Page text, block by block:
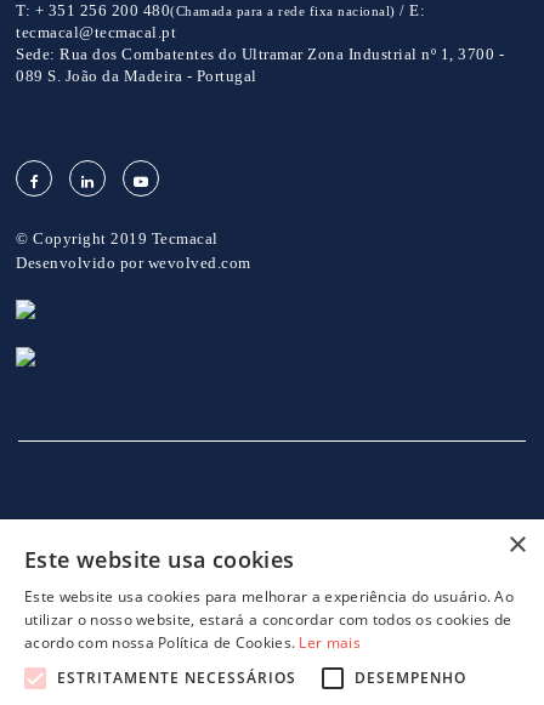
T: + 351 256 200 480(Chamada para a rede fixa nacional) /E:
tecmacal@tecmacal.pt
Sede: Rua dos Combatentes do Ultramar Zona Industrial nº 1, 3700 -
089 S. João da Madeira - Portugal
© Copyright 2019 Tecmacal
Desenvolvido por wevolved.com
INÍCIO EMPRESA SERVIÇOS ×
Este website usa cookies
Este website usa cookies para melhorar a experiência do usuário. Ao
utilizar o nosso website, estará a concordar com todos os cookies de
acordo com nossa Política de Cookies. Ler mais
ESTRITAMENTE NECESSÁRIOS
DESEMPENHO